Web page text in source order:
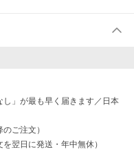
」が最も早く届きます／日本
ご注文）
翌日に発送・年中無休）